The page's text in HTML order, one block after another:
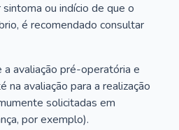
ou indício de que o
é recomendado consultar
avaliação pré-operatória e
na avaliação para a realização
solicitadas em
por exemplo).